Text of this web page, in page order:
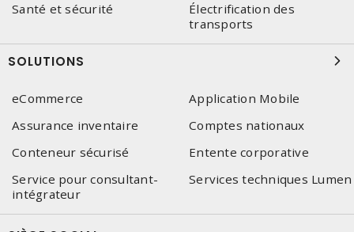
Santé et sécurité
Électrification des
transports
SOLUTIONS
eCommerce
Application Mobile
Assurance inventaire
Comptes nationaux
Conteneur sécurisé
Entente corporative
Service pour consultant-
intégrateur
Services techniques Lumen